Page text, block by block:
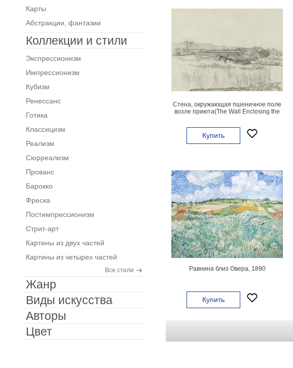
Стена, окружающая пшеничное поле
возле приюта(The Wall Enclosing the
Купить
Равнина близ Овера, 1890
Купить
Карты
Абстракции, фантазии
Коллекции и стили
Экспрессионизм
Импрессионизм
Кубизм
Ренессанс
Готика
Классицизм
Реализм
Сюрреализм
Прованс
Барокко
Фреска
Постимпрессионизм
Стрит-арт
Картины из двух частей
Картины из четырех частей
Все стили
Жанр
Виды искусства
Авторы
Цвет